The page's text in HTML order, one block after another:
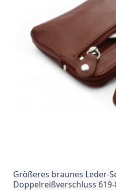
Größeres braunes Leder-
Doppelreißverschluss 619-